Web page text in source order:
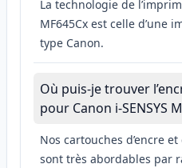
La technologie de
MF645Cx est celle d’une
type Canon.
Où puis-je trouver
pour Canon i-SENSYS
Nos cartouches d’encre
sont très abordables par